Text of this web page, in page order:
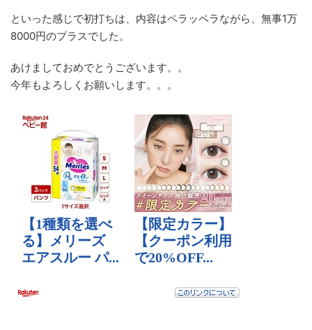
といった感じで初打ちは、内容はペラッペラながら、無事1万
8000円のプラスでした。
あけましておめでとうございます。。
今年もよろしくお願いします。。。